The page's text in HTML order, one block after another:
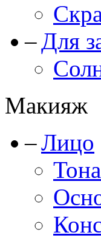
Для
Макияж
Лицо